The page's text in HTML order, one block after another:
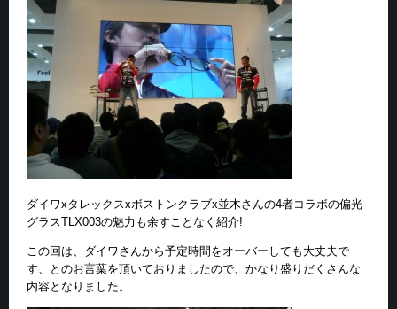
ダイワxタレックスxボストンクラブx並木さんの4者コラボの偏光
グラスTLX003の魅力も余すことなく紹介!
この回は、ダイワさんから予定時間をオーバーしても大丈夫で
す、とのお言葉を頂いておりましたので、かなり盛りだくさんな
内容となりました。